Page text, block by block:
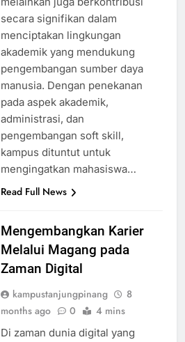
secara signifikan dalam
menciptakan lingkungan
akademik yang mendukung
pengembangan sumber daya
manusia. Dengan penekanan
pada aspek akademik,
administrasi, dan
pengembangan soft skill,
kampus dituntut untuk
mengingatkan mahasiswa…
Read Full News
Mengembangkan Karier
Melalui Magang pada
Zaman Digital
kampustanjungpinang
8
months ago
0 4 mins
Di zaman dunia digital yang